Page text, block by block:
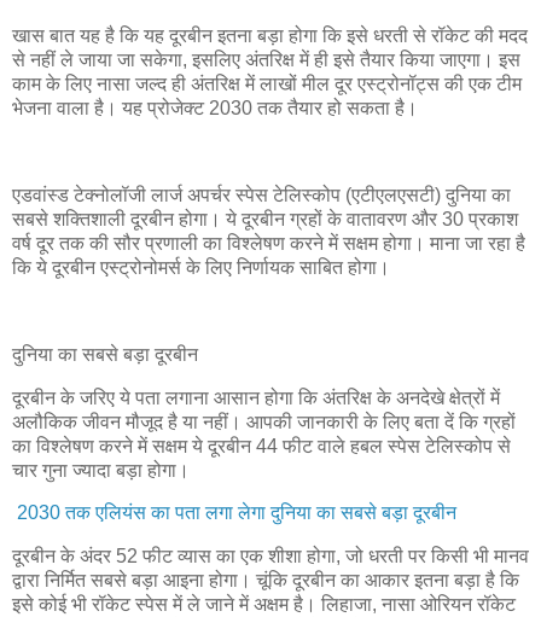
खास बात यह है कि यह दूरबीन इतना बड़ा होगा कि इसे धरती से रॉकेट की मदद
से नहीं ले जाया जा सकेगा, इसलिए अंतरिक्ष में ही इसे तैयार किया जाएगा। इस
काम के लिए नासा जल्द ही अंतरिक्ष में लाखों मील दूर एस्ट्रोनॉट्स की एक टीम
भेजना वाला है। यह प्रोजेक्‍ट 2030 तक तैयार हो सकता है।
एडवांस्ड टेक्नोलॉजी लार्ज अपर्चर स्पेस टेलिस्कोप (एटीएलएसटी) दुनिया का
सबसे शक्तिशाली दूरबीन होगा। ये दूरबीन ग्रहों के वातावरण और 30 प्रकाश
वर्ष दूर तक की सौर प्रणाली का विश्लेषण करने में सक्षम होगा। माना जा रहा है
कि ये दूरबीन एस्ट्रोनोमर्स के लिए निर्णायक साबित होगा।
दुनिया का सबसे बड़ा दूरबीन
दूरबीन के जरिए ये पता लगाना आसान होगा कि अंतरिक्ष के अनदेखे क्षेत्रों में
अलौकिक जीवन मौजूद है या नहीं। आपकी जानकारी के लिए बता दें कि ग्रहों
का विश्लेषण करने में सक्षम ये दूरबीन 44 फीट वाले हबल स्पेस टेलिस्कोप से
चार गुना ज्यादा बड़ा होगा।
2030 तक एलियंस का पता लगा लेगा दुनिया का सबसे बड़ा दूरबीन
दूरबीन के अंदर 52 फीट व्यास का एक शीशा होगा, जो धरती पर किसी भी मानव
द्वारा निर्मित सबसे बड़ा आइना होगा। चूंकि दूरबीन का आकार इतना बड़ा है कि
इसे कोई भी रॉकेट स्पेस में ले जाने में अक्षम है। लिहाजा, नासा ओरियन रॉकेट